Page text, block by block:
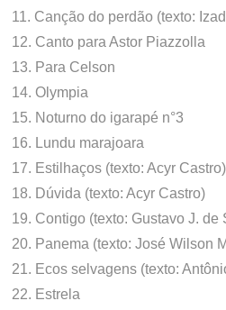
11. Canção do perdão (texto:
12. Canto para Astor Piazzolla
13. Para Celson
14. Olympia
15. Noturno do igarapé n°3
16. Lundu marajoara
17. Estilhaços (texto: Acyr Castro)
18. Dúvida (texto: Acyr Castro)
19. Contigo (texto: Gustavo J. de
20. Panema (texto: José Wilson
21. Ecos selvagens (texto:
22. Estrela